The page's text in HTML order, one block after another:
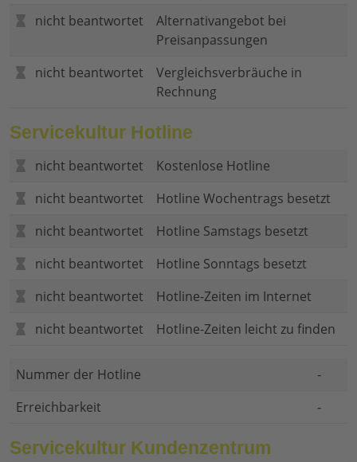
nicht beantwortet
Alternativangebot bei
Preisanpassungen
nicht beantwortet
Vergleichsverbräuche in
Rechnung
Servicekultur Hotline
nicht beantwortet
Kostenlose Hotline
nicht beantwortet
Hotline Wochentrags besetzt
nicht beantwortet
Hotline Samstags besetzt
nicht beantwortet
Hotline Sonntags besetzt
nicht beantwortet
Hotline-Zeiten im Internet
nicht beantwortet
Hotline-Zeiten leicht zu finden
Nummer der Hotline
-
Erreichbarkeit
-
Servicekultur Kundenzentrum